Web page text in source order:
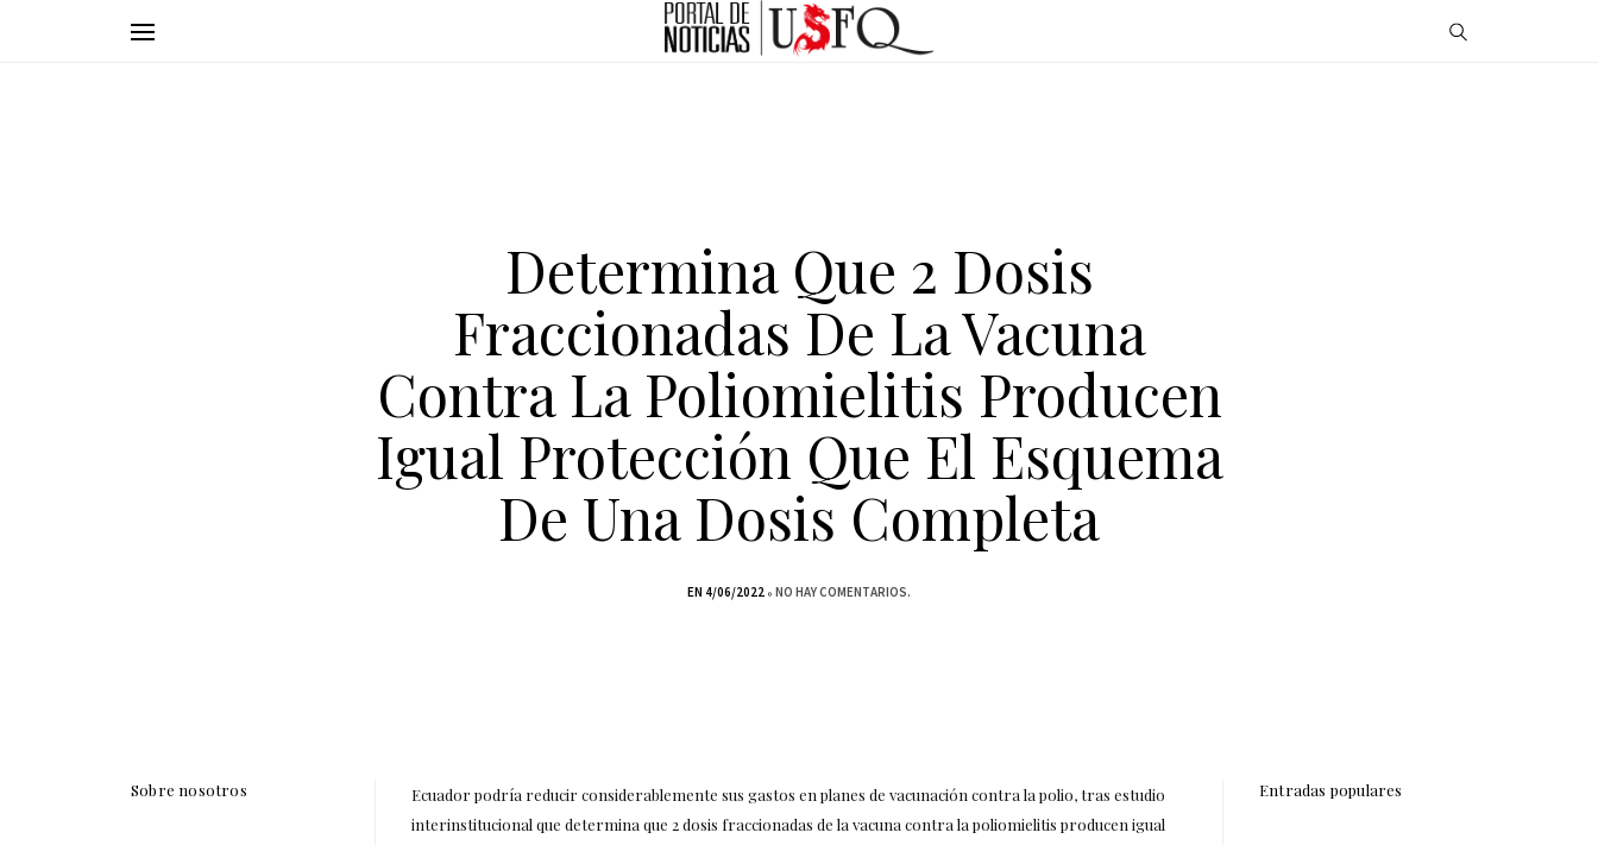
Determina Que 2 Dosis
Fraccionadas De La Vacuna
Contra La Poliomielitis Producen
Igual Protección Que El Esquema
De Una Dosis Completa
EN 4/06/2022 NO HAY COMENTARIOS.
Ecuador podría reducir considerablemente sus gastos en planes de vacunación contra la polio, tras estudio
interinstitucional que determina que 2 dosis fraccionadas de la vacuna contra la poliomielitis producen igual
Sobre nosotros Entradas populares